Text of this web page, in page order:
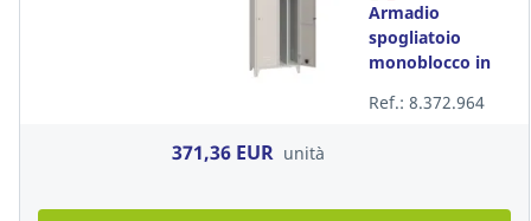
Armadio
spogliatoio
monoblocco in
2 ante con
Ref.: 8.372.964
371,36 EUR unità